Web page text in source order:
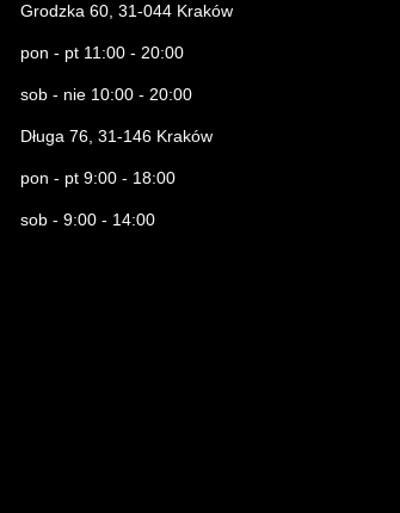
Grodzka 60, 31-044 Kraków
pon - pt 11:00 - 20:00
sob - nie 10:00 - 20:00
Długa 76, 31-146 Kraków
pon - pt 9:00 - 18:00
sob - 9:00 - 14:00